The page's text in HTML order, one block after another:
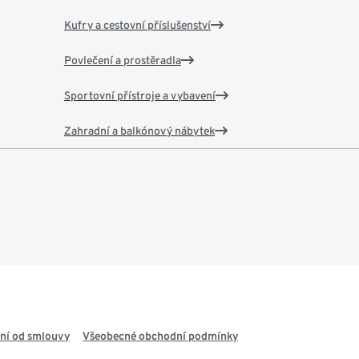
Kufry a cestovní příslušenství
Povlečení a prostěradla
Sportovní přístroje a vybavení
Zahradní a balkónový nábytek
od smlouvy Všeobecné obchodní podmínky